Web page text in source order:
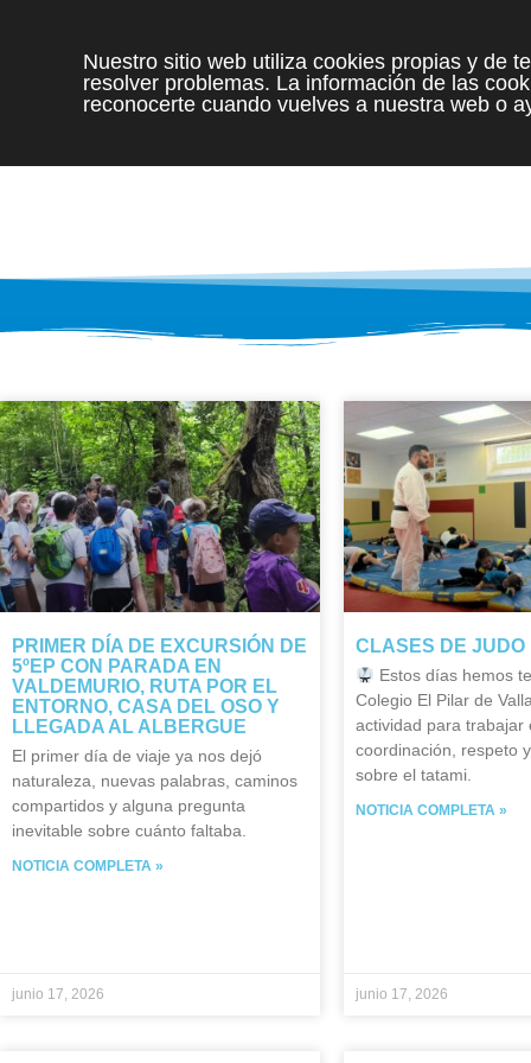
PRIMER DÍA DE EXCURSIÓN DE
5ºEP CON PARADA EN
VALDEMURIO, RUTA POR EL
ENTORNO, CASA DEL OSO Y
LLEGADA AL ALBERGUE
El primer día de viaje ya nos dejó
naturaleza, nuevas palabras, caminos
compartidos y alguna pregunta
inevitable sobre cuánto faltaba.
NOTICIA COMPLETA »
junio 17, 2026
CLASES DE JUDO
Estos días hemos
Colegio El Pilar de
actividad para trabajar
coordinación, respeto
sobre el tatami.
NOTICIA COMPLETA »
junio 17, 2026
Nuestro sitio web utiliza cookies propias y de
resolver problemas. La información de las
reconocerte cuando vuelves a nuestra web o